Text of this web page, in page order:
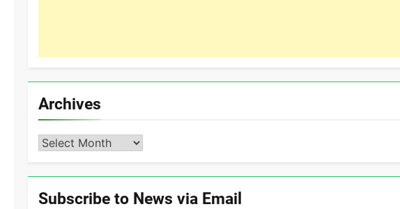
Archives
Archives
Subscribe to News via Email